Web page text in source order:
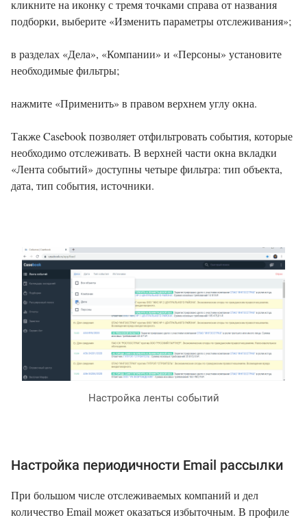
кликните на иконку с тремя точками справа от названия
подборки, выберите «Изменить параметры отслеживания»;
в разделах «Дела», «Компании» и «Персоны» установите
необходимые фильтры;
нажмите «Применить» в правом верхнем углу окна.
Также Casebook позволяет отфильтровать события, которые
необходимо отслеживать. В верхней части окна вкладки
«Лента событий» доступны четыре фильтра: тип объекта,
дата, тип события, источники.
Настройка ленты событий
Настройка периодичности Email рассылки
При большом числе отслеживаемых компаний и дел
количество Email может оказаться избыточным. В профиле